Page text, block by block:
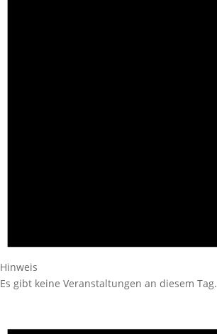
Hinweis
Es gibt keine Veranstaltungen an diesem Tag.